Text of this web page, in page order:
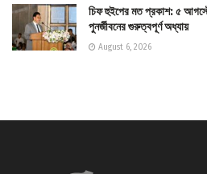
চিফ হুইপের মত প্রকাশ: ৫
পুনর্জীবনের গুরুত্বপূর্ণ অধ্যায়
August 6, 2026